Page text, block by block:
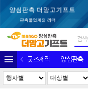
굿즈제작 양심판촉